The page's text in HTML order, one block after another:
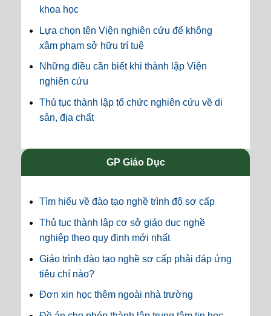
khoa học
Lựa chọn tên Viện nghiên cứu để không
xâm phạm sở hữu trí tuệ
Những điều cần biết khi thành lập Viện
nghiên cứu
Thủ tục thành lập tổ chức nghiên cứu về di
sản, địa chất
GP Giáo Dục
Tìm hiểu về đào tạo nghề trình độ sơ cấp
Thủ tục thành lập cơ sở giáo dục nghề
nghiệp theo quy định mới nhất
Giáo trình đào tạo nghề sơ cấp phải đáp ứng
tiêu chí nào?
Đơn xin học thêm ngoài nhà trường